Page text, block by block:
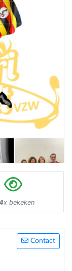
x bekeken
Contact